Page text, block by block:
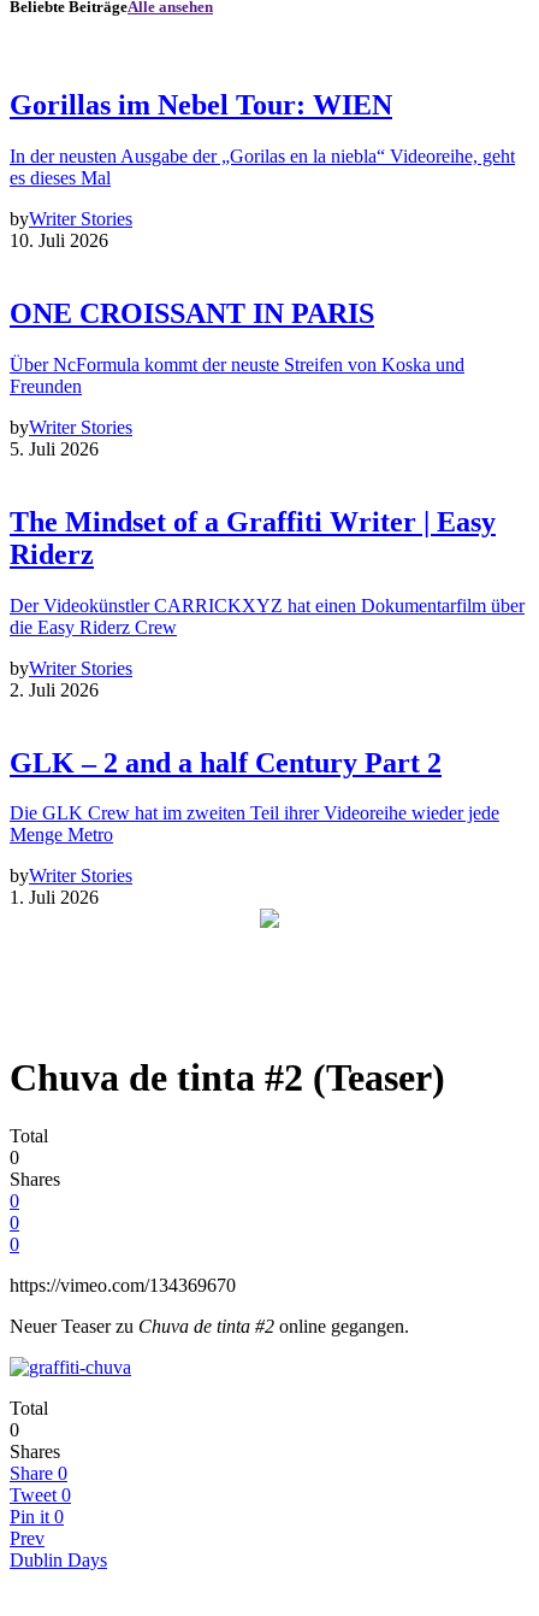
Beliebte BeiträgeAlle ansehen
Gorillas im Nebel Tour: WIEN
In der neusten Ausgabe der „Gorilas en la niebla“ Videoreihe, geht
es dieses Mal
byWriter Stories
10. Juli 2026
ONE CROISSANT IN PARIS
Über NcFormula kommt der neuste Streifen von Koska und
Freunden
byWriter Stories
5. Juli 2026
The Mindset of a Graffiti Writer | Easy
Riderz
Der Videokünstler CARRICKXYZ hat einen Dokumentarfilm über
die Easy Riderz Crew
byWriter Stories
2. Juli 2026
GLK – 2 and a half Century Part 2
Die GLK Crew hat im zweiten Teil ihrer Videoreihe wieder jede
Menge Metro
byWriter Stories
1. Juli 2026
Chuva de tinta #2 (Teaser)
Total
0
Shares
0
0
0
https://vimeo.com/134369670
Neuer Teaser zu Chuva de tinta #2 online gegangen.
Total
0
Shares
Share 0
Tweet 0
Pin it 0
Prev
Dublin Days